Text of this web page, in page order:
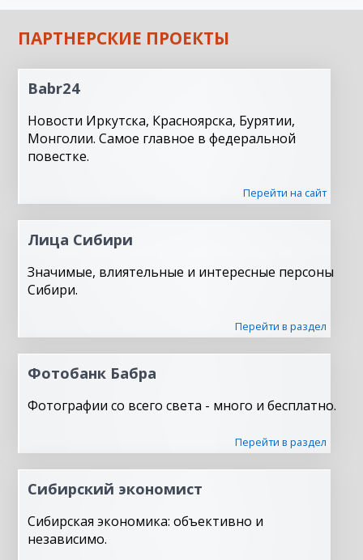
ПАРТНЕРСКИЕ ПРОЕКТЫ
Babr24
Новости Иркутска, Красноярска, Бурятии,
Монголии. Самое главное в федеральной
повестке.
Перейти на сайт
Лица Сибири
Значимые, влиятельные и интересные персоны
Сибири.
Перейти в раздел
Фотобанк Бабра
Фотографии со всего света - много и бесплатно.
Перейти в раздел
Сибирский экономист
Сибирская экономика: объективно и
независимо.